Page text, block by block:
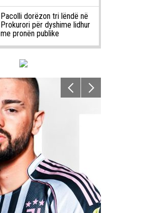
Pacolli dorëzon tri lëndë në
Prokurori për dyshime lidhur
me pronën publike